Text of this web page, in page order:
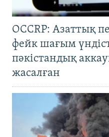
OCCRP: Азаттық
фейк шағым
пәкістандық
жасалған